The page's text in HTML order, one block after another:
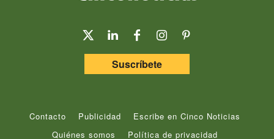
Suscríbete
Contacto Publicidad
Escribe en Cinco Noticias
Quiénes somos
Política de privacidad